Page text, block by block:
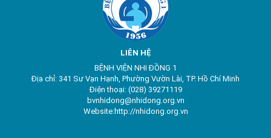
LIÊN HỆ
BỆNH VIỆN NHI ĐỒNG 1
Địa chỉ: 341 Sư Vạn Hạnh, Phường Vườn Lài, TP. Hồ Chí Minh
Điện thoại: (028) 39271119
bvnhidong@nhidong.org.vn
Website:http://nhidong.org.vn